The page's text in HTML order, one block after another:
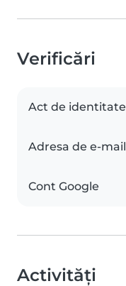
Verificări
Act de identitate
Adresa de e-mail
Cont Google
Activități